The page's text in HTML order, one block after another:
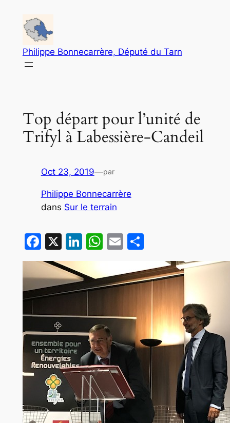
contenu
Philippe Bonnecarrère, Député du Tarn
Top départ pour l’unité de
Trifyl à Labessière-Candeil
Oct 23, 2019—par
Philippe Bonnecarrère
dans Sur le terrain
Facebook
X LinkedIn
WhatsApp
EmailPartager